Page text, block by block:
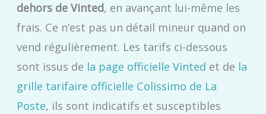
dehors de Vinted, en avançant lui-même les
frais. Ce n’est pas un détail mineur quand on
vend régulièrement. Les tarifs ci-dessous
sont issus de la page officielle Vinted et de la
grille tarifaire officielle Colissimo de La
Poste, ils sont indicatifs et susceptibles